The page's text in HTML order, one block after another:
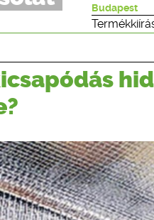
Budapest